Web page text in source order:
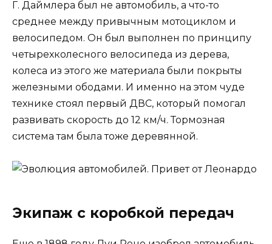
Г. Даймлера был не автомобиль, а что-то
среднее между привычным мотоциклом и
велосипедом. Он был выполнен по принципу
четырехколесного велосипеда из дерева,
колеса из этого же материала были покрыты
железными ободами. И именно на этом чуде
технике стоял первый ДВС, который помогал
развивать скорость до 12 км/ч. Тормозная
система там была тоже деревянной.
Экипаж с коробкой передач